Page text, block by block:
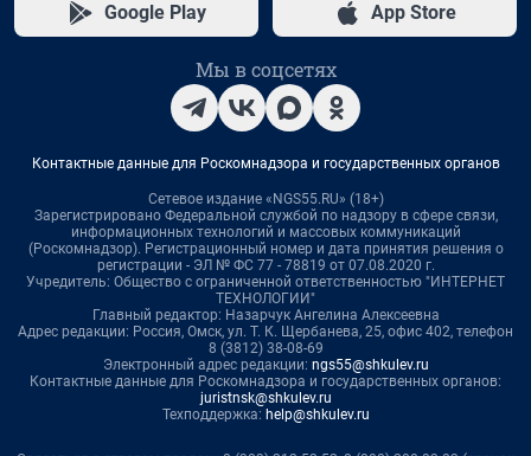
Google Play App Store
Мы в соцсетях
Контактные данные для Роскомнадзора и государственных органов
Сетевое издание «NGS55.RU» (18+)
Зарегистрировано Федеральной службой по надзору в сфере связи,
информационных технологий и массовых коммуникаций
(Роскомнадзор). Регистрационный номер и дата принятия решения о
регистрации - ЭЛ № ФС 77 - 78819 от 07.08.2020 г.
Учредитель: Общество с ограниченной ответственностью "ИНТЕРНЕТ
ТЕХНОЛОГИИ"
Главный редактор: Назарчук Ангелина Алексеевна
Адрес редакции: Россия, Омск, ул. Т. К. Щербанева, 25, офис 402, телефон
8 (3812) 38-08-69
Электронный адрес редакции: ngs55@shkulev.ru
Контактные данные для Роскомнадзора и государственных органов:
juristnsk@shkulev.ru
Техподдержка: help@shkulev.ru